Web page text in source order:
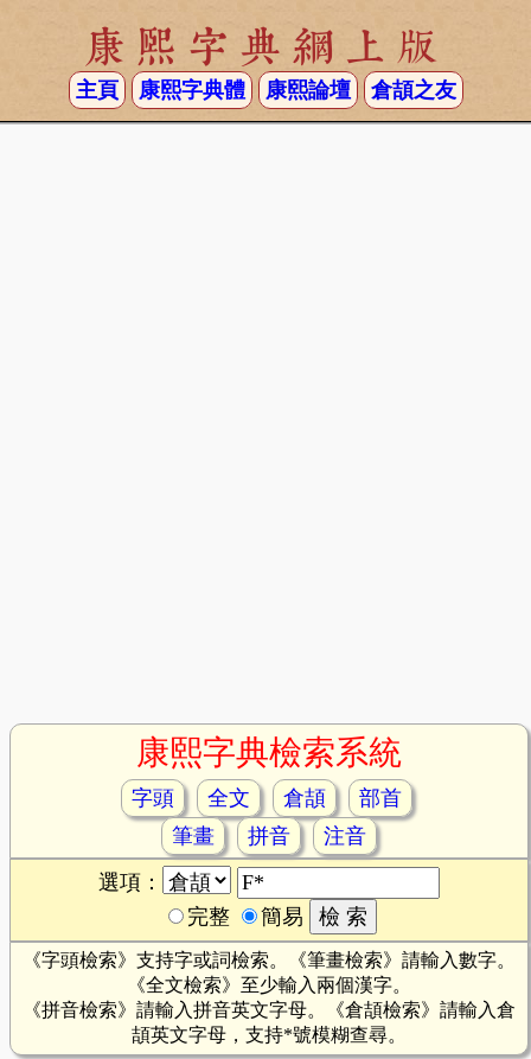
康熙字典網上版
主頁 康熙字典體 康熙論壇 倉頡之友
康熙字典檢索系統
字頭 全文 倉頡
部首
筆畫
拼音
注音
選項：
完整
簡易
《字頭檢索》支持字或詞檢索。《筆畫檢索》請輸入數字。
《全文檢索》至少輸入兩個漢字。
《拼音檢索》請輸入拼音英文字母。《倉頡檢索》請輸入倉
頡英文字母，支持*號模糊查尋。